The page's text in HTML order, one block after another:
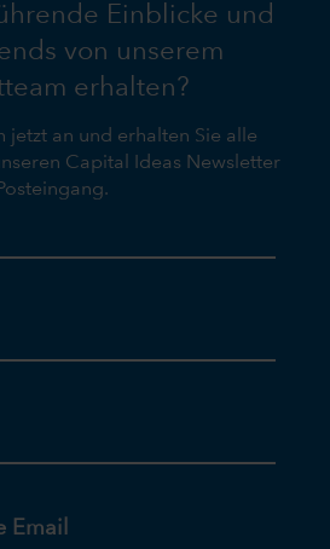
Einblicke und
von unserem
erhalten?
jetzt an und erhalten Sie alle
Capital Ideas Newsletter
Email